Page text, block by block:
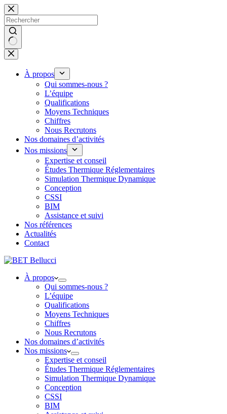
Passer
au
contenu
Aucun
résultat
À propos
Qui sommes-nous ?
L’équipe
Qualifications
Moyens Techniques
Chiffres
Nous Recrutons
Nos domaines d’activités
Nos missions
Expertise et conseil
Études Thermique Réglementaires
Simulation Thermique Dynamique
Conception
CSSI
BIM
Assistance et suivi
Nos références
Actualités
Contact
À propos
Qui sommes-nous ?
L’équipe
Qualifications
Moyens Techniques
Chiffres
Nous Recrutons
Nos domaines d’activités
Nos missions
Expertise et conseil
Études Thermique Réglementaires
Simulation Thermique Dynamique
Conception
CSSI
BIM